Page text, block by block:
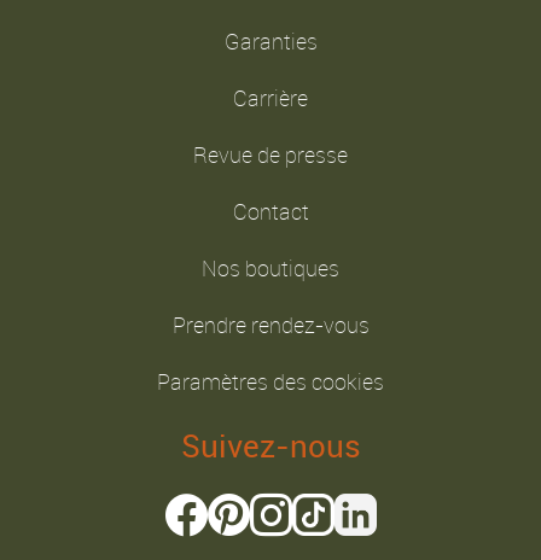
Garanties
Carrière
Revue de presse
Contact
Nos boutiques
Prendre rendez-vous
Paramètres des cookies
Suivez-nous